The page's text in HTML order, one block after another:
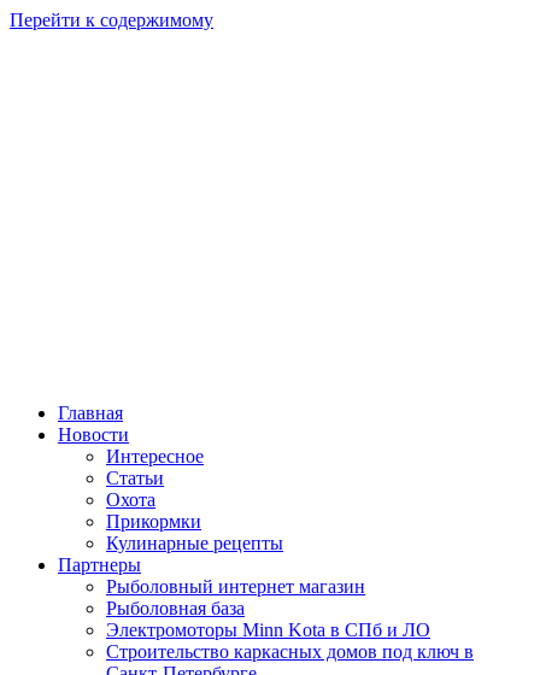
Перейти к содержимому
Главная
Новости
Интересное
Статьи
Охота
Прикормки
Кулинарные рецепты
Партнеры
Рыболовный интернет магазин
Рыболовная база
Электромоторы Minn Kota в СПб и ЛО
Строительство каркасных домов под ключ в